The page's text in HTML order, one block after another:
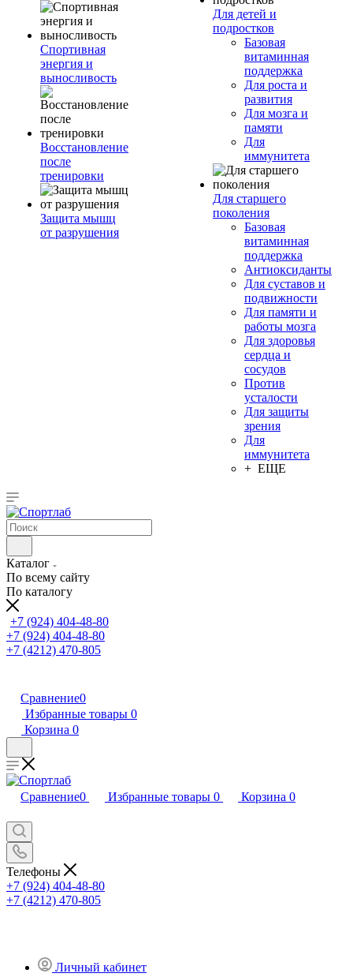
Спортивная
энергия и
выносливость
Восстановление
после
тренировки
Защита мышц
от разрушения
Для детей и
подростков
Базовая
витаминная
поддержка
Для роста и
развития
Для мозга и
памяти
Для
иммунитета
Для старшего
поколения
Базовая
витаминная
поддержка
Антиоксиданты
Для суставов и
подвижности
Для памяти и
работы мозга
Для здоровья
сердца и
сосудов
Против
усталости
Для защиты
зрения
Для
иммунитета
+ ЕЩЕ
Каталог
По всему сайту
По каталогу
+7 (924) 404-48-80
+7 (924) 404-48-80
+7 (4212) 470-805
Сравнение0
Избранные товары 0
Корзина 0
Сравнение0 Избранные товары 0 Корзина 0
Телефоны
+7 (924) 404-48-80
+7 (4212) 470-805
Личный кабинет